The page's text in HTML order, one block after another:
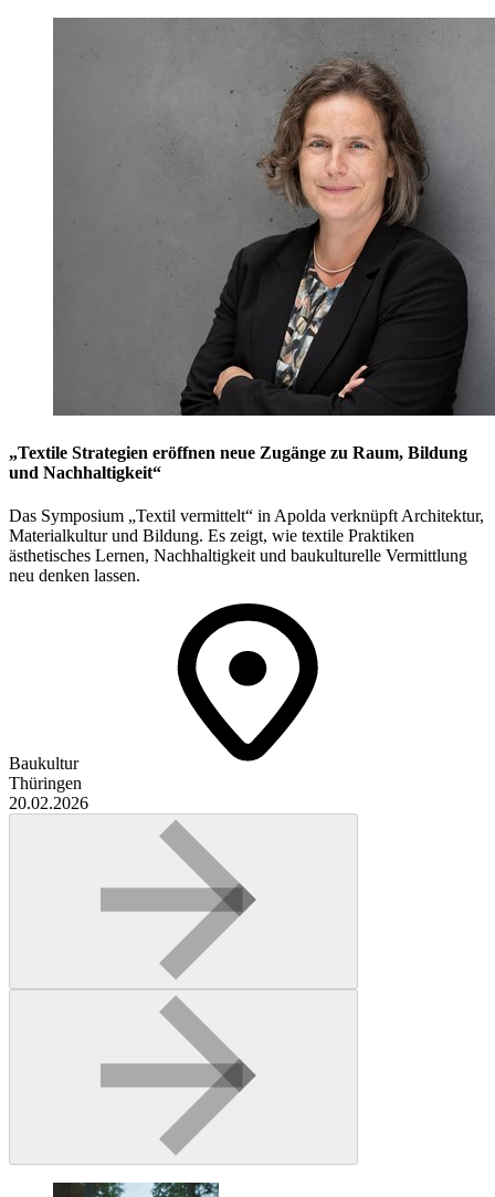
„Textile Strategien eröffnen neue Zugänge zu Raum, Bildung
und Nachhaltigkeit“
Das Symposium „Textil vermittelt“ in Apolda verknüpft Architektur,
Materialkultur und Bildung. Es zeigt, wie textile Praktiken
ästhetisches Lernen, Nachhaltigkeit und baukulturelle Vermittlung
neu denken lassen.
Baukultur
Thüringen
20.02.2026